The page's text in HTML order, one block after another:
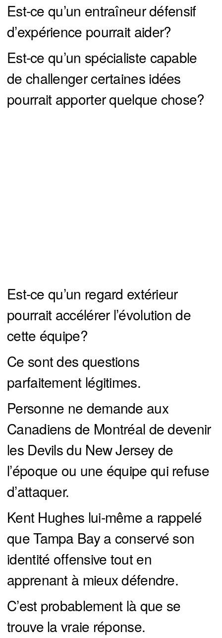
Est-ce qu’un entraîneur défensif
d’expérience pourrait aider?
Est-ce qu’un spécialiste capable
de challenger certaines idées
pourrait apporter quelque chose?
Est-ce qu’un regard extérieur
pourrait accélérer l’évolution de
cette équipe?
Ce sont des questions
parfaitement légitimes.
Personne ne demande aux
Canadiens de Montréal de devenir
les Devils du New Jersey de
l’époque ou une équipe qui refuse
d’attaquer.
Kent Hughes lui-même a rappelé
que Tampa Bay a conservé son
identité offensive tout en
apprenant à mieux défendre.
C’est probablement là que se
trouve la vraie réponse.